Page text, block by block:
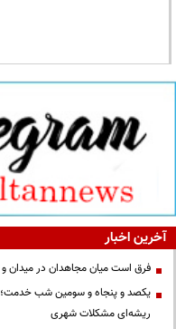
آخرین اخبار
فرق است میان مجاهدان در میدان
یکصد و پنجاه و سومین شب خدمت؛
ریشه‌ای مشکلات شهری